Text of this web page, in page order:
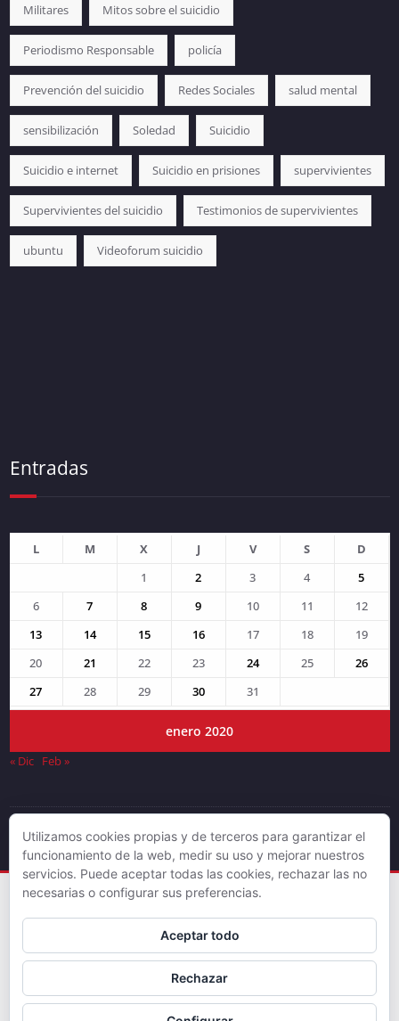
Militares Mitos sobre el suicidio
Periodismo Responsable policía
Prevención del suicidio Redes Sociales salud mental
sensibilización Soledad Suicidio
Suicidio e internet Suicidio en prisiones supervivientes
Supervivientes del suicidio Testimonios de supervivientes
ubuntu Videoforum suicidio
Entradas
enero 2020
L M X J V S
D
1
2 3 4
5
6
7 8 9 10 11
12
13
14 15 16 17 18
19
20
21 22 23 24 25
26
27
28 29 30 31
« Dic Feb »
© DJLV 2019
Utilizamos cookies propias y de terceros para garantizar el
funcionamiento de la web, medir su uso y mejorar nuestros
servicios. Puede aceptar todas las cookies, rechazar las no
necesarias o configurar sus preferencias.
Aceptar todo
Rechazar